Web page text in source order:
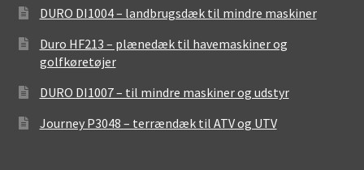
DURO DI1004 – landbrugsdæk til mindre maskiner
Duro HF213 – plænedæk til havemaskiner og
golfkøretøjer
DURO DI1007 – til mindre maskiner og udstyr
Journey P3048 – terrændæk til ATV og UTV